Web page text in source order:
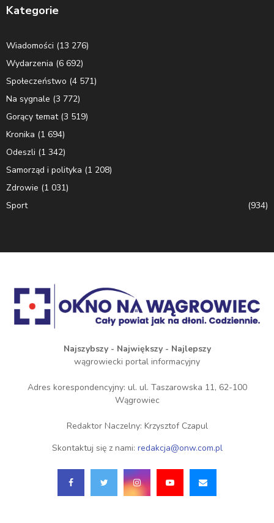
Kategorie
Wiadomości (13 276)
Wydarzenia (6 692)
Społeczeństwo (4 571)
Na sygnale (3 772)
Gorący temat(3 519)
Kronika (1 694)
Odeszli (1 342)
Samorząd i polityka (1 208)
Zdrowie (1 031)
Sport
(934)
Najszybszy - Największy - Najlepszy
wągrowiecki portal informacyjny
Adres korespondencyjny: ul. ul. Taszarowska 11, 62-100
Wągrowiec
Redaktor Naczelny: Krzysztof Czapul
Skontaktuj się z nami: redakcja@onw.com.pl